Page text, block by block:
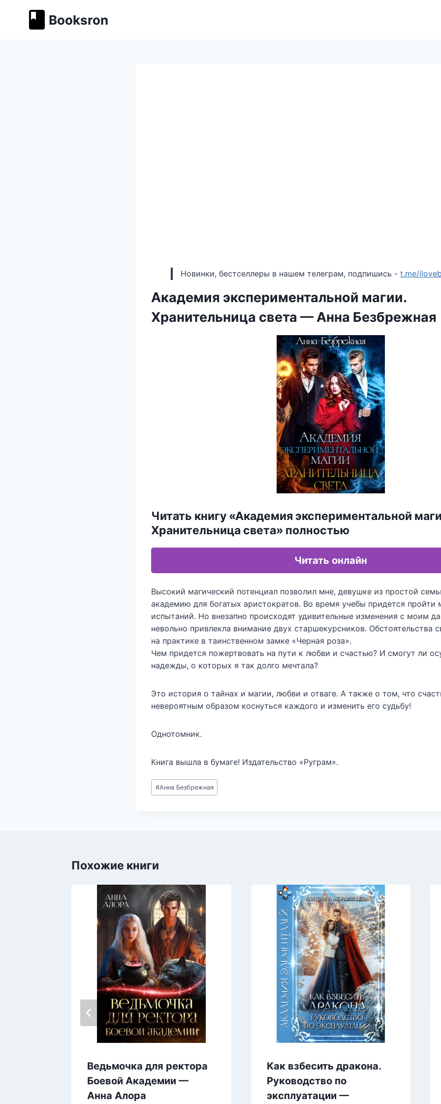
содержимому
Booksron
Новинки, бестселлеры в нашем телеграм, подпишись - t.me/
Академия экспериментальной магии.
Хранительница света — Анна Безбрежная
Читать книгу «Академия экспериментальной
Хранительница света» полностью
Читать онлайн
Высокий магический потенциал позволил мне, девушке из простой
академию для богатых аристократов. Во время учебы придется пройти
испытаний. Но внезапно происходят удивительные изменения с моим
невольно привлекла внимание двух старшекурсников. Обстоятельства
на практике в таинственном замке «Черная роза».
Чем придется пожертвовать на пути к любви и счастью? И смогут ли
надежды, о которых я так долго мечтала?
Это история о тайнах и магии, любви и отваге. А также о том, что
невероятным образом коснуться каждого и изменить его судьбу!
Однотомник.
Книга вышла в бумаге! Издательство «Руграм».
Метки
записи:
#Анна Безбрежная
Похожие книги
Ведьмочка для ректора
Боевой Академии —
Анна Алора
Как взбесить дракона.
Руководство по
эксплуатации —